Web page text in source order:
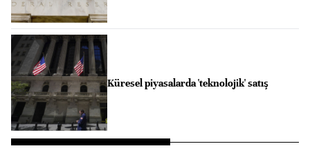
Küresel piyasalarda 'teknolojik' satış